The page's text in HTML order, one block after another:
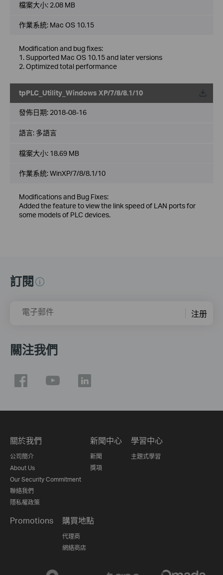
檔案大小: 2.08 MB
作業系統: Mac OS 10.15
Modification and bug fixes:
1. Supported Mac OS 10.15 and later versions
2. Optimized total performance
tpPLC_Utility_Windows XP/7/8/8.1/10
發佈日期: 2018-08-16
語言: 多語言
檔案大小: 18.69 MB
作業系統: WinXP/7/8/8.1/10
Modifications and Bug Fixes:
Added the feature to view the link speed of LAN ports for
some models of PLC devices.
訂閱
電子郵件 注册
關注我們
關於我們
公司簡介
About Us
Our Security Commitment
聯絡我們
隱私權政策
新聞中心
新聞
獎項
學習中心
主題式學習
Promotions 購買地點
代理商
網絡商店